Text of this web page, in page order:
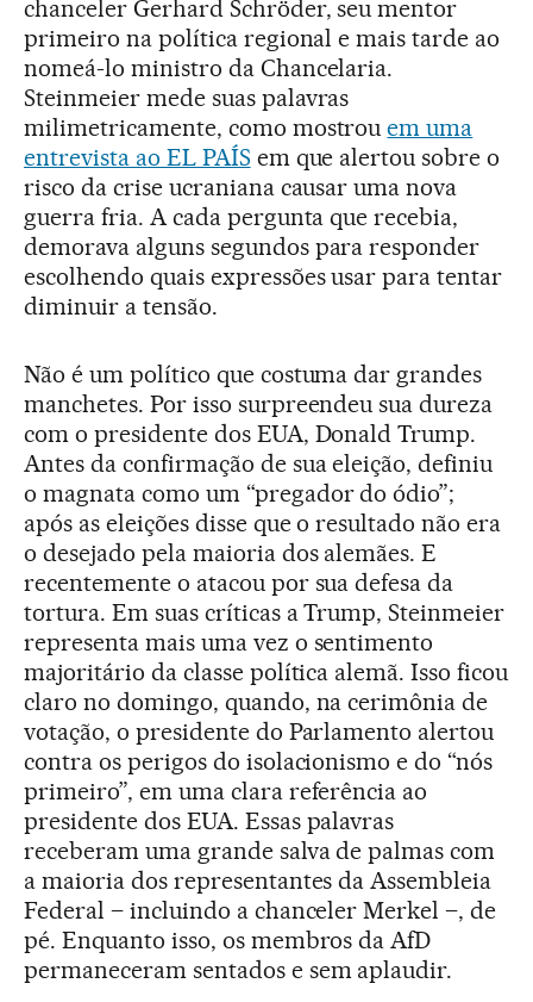
chanceler Gerhard Schröder, seu mentor
primeiro na política regional e mais tarde ao
nomeá-lo ministro da Chancelaria.
Steinmeier mede suas palavras
milimetricamente, como mostrouem uma
entrevista ao EL PAÍS em que alertou sobre o
risco da crise ucraniana causar uma nova
guerra fria. A cada pergunta que recebia,
demorava alguns segundos para responder
escolhendo quais expressões usar para tentar
diminuir a tensão.
Não é um político que costuma dar grandes
manchetes. Por isso surpreendeu sua dureza
com o presidente dos EUA, Donald Trump.
Antes da confirmação de sua eleição, definiu
o magnata como um “pregador do ódio”;
após as eleições disse que o resultado não era
o desejado pela maioria dos alemães. E
recentemente o atacou por sua defesa da
tortura. Em suas críticas a Trump, Steinmeier
representa mais uma vez o sentimento
majoritário da classe política alemã. Isso ficou
claro no domingo, quando, na cerimônia de
votação, o presidente do Parlamento alertou
contra os perigos do isolacionismo e do “nós
primeiro”, em uma clara referência ao
presidente dos EUA. Essas palavras
receberam uma grande salva de palmas com
a maioria dos representantes da Assembleia
Federal – incluindo a chanceler Merkel –, de
pé. Enquanto isso, os membros da AfD
permaneceram sentados e sem aplaudir.